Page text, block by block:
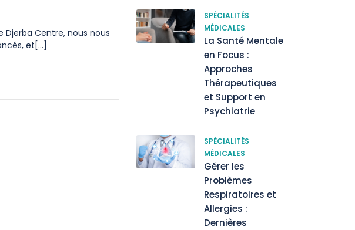
Centre, nous nous
et[...]
SPÉCIALITÉS
MÉDICALES
La Santé Mentale
en Focus :
Approches
Thérapeutiques
et Support en
Psychiatrie
SPÉCIALITÉS
MÉDICALES
Gérer les
Problèmes
Respiratoires et
Allergies :
Dernières